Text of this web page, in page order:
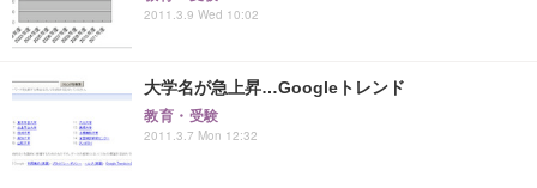
2011.3.9 Wed 10:02
大学名が急上昇…Googleトレンド
教育・受験
2011.3.7 Mon 12:32